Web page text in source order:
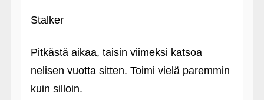
Stalker
Pitkästä aikaa, taisin viimeksi katsoa
nelisen vuotta sitten. Toimi vielä paremmin
kuin silloin.